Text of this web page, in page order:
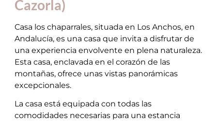
Cazorla)
Casa los chaparrales, situada en Los Anchos, en
Andalucía, es una casa que invita a disfrutar de
una experiencia envolvente en plena naturaleza.
Esta casa, enclavada en el corazón de las
montañas, ofrece unas vistas panorámicas
excepcionales.
La casa está equipada con todas las
comodidades necesarias para una estancia